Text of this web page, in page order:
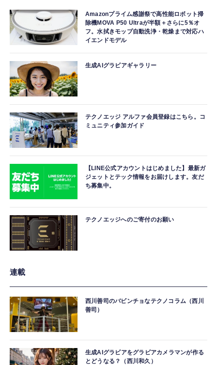
Amazonプライム感謝祭で高性能ロボット掃
除機MOVA P50 Ultraが半額＋さらに5％オ
フ。水拭きモップ自動洗浄・乾燥まで対応ハ
イエンドモデル
生成AIグラビアギャラリー
テクノエッジ アルファ会員登録はこちら。コ
ミュニティ参加ガイド
【LINE公式アカウントはじめました】最新ガ
ジェットとテック情報をお届けします。友だ
ち募集中。
テクノエッジへのご寄付のお願い
連載
西川善司のバビンチョなテクノコラム（西川
善司）
生成AIグラビアをグラビアカメラマンが作る
とどうなる？（西川和久）